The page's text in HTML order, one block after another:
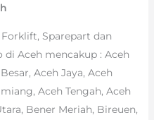
Sparepart dan
di Aceh mencakup : Aceh
Aceh Jaya, Aceh
Aceh Tengah, Aceh
Bener Meriah, Bireuen,